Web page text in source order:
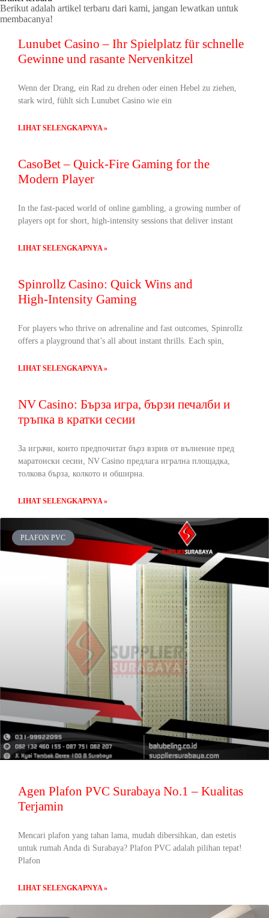
Berikut adalah artikel terbaru dari kami, jangan lewatkan untuk
membacanya!
Lunubet Casino – Ihr Spielplatz für schnelle
Gewinne und rasante Nervenkitzel
Wenn der Drang, ein Rad zu drehen oder einen Hebel zu ziehen,
stark wird, fühlt sich Lunubet Casino wie ein
LIHAT SELENGKAPNYA »
CasoBet – Quick‑Fire Gaming for the
Modern Player
In the fast‑paced world of online gambling, a growing number of
players opt for short, high‑intensity sessions that deliver instant
LIHAT SELENGKAPNYA »
Spinrollz Casino: Quick Wins and
High‑Intensity Gaming
For players who thrive on adrenaline and fast outcomes, Spinrollz
offers a playground that’s all about instant thrills. Each spin,
LIHAT SELENGKAPNYA »
NV Casino: Бърза игра, бързи печалби и
тръпка в кратки сесии
За играчи, които предпочитат бърз взрив от вълнение пред
маратонски сесии, NV Casino предлага игрална площадка,
толкова бърза, колкото и обширна.
LIHAT SELENGKAPNYA »
PLAFON PVC
Agen Plafon PVC Surabaya No.1 – Kualitas
Terjamin
Mencari plafon yang tahan lama, mudah dibersihkan, dan estetis
untuk rumah Anda di Surabaya? Plafon PVC adalah pilihan tepat!
Plafon
LIHAT SELENGKAPNYA »